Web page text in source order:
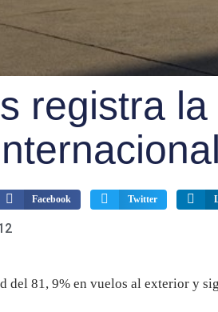
registra
Facebook Twitter
del 81, 9% en vuelos al exterior y